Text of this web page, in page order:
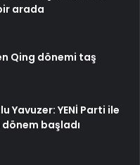
arada
Qing dönemi taş
Yavuzer: YENİ Parti ile
başladı